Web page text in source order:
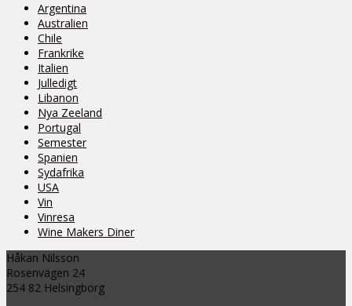
Argentina
Australien
Chile
Frankrike
Italien
Julledigt
Libanon
Nya Zeeland
Portugal
Semester
Spanien
Sydafrika
USA
Vin
Vinresa
Wine Makers Diner
Håkan Nilsson
Rosenvägen 24
254 82 Helsingborg